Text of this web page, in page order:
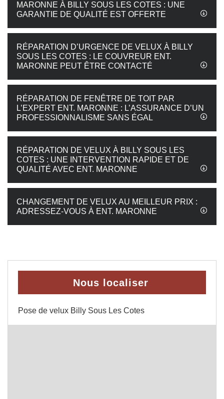
MARONNE À BILLY SOUS LES COTES : UNE
GARANTIE DE QUALITÉ EST OFFERTE
RÉPARATION D’URGENCE DE VELUX À BILLY
SOUS LES COTES : LE COUVREUR ENT.
MARONNE PEUT ÊTRE CONTACTÉ
RÉPARATION DE FENÊTRE DE TOIT PAR
L’EXPERT ENT. MARONNE : L’ASSURANCE D’UN
PROFESSIONNALISME SANS ÉGAL
RÉPARATION DE VELUX À BILLY SOUS LES
COTES : UNE INTERVENTION RAPIDE ET DE
QUALITÉ AVEC ENT. MARONNE
CHANGEMENT DE VELUX AU MEILLEUR PRIX :
ADRESSEZ-VOUS À ENT. MARONNE
Nous localiser
Pose de velux Billy Sous Les Cotes